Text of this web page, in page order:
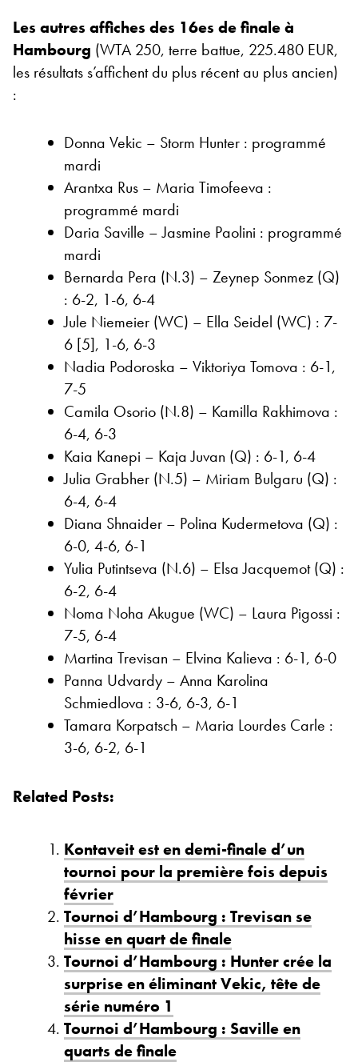
Les autres affiches des 16es de finale à
Hambourg (WTA 250, terre battue, 225.480 EUR,
les résultats s’affichent du plus récent au plus ancien)
:
Donna Vekic – Storm Hunter : programmé
mardi
Arantxa Rus – Maria Timofeeva :
programmé mardi
Daria Saville – Jasmine Paolini : programmé
mardi
Bernarda Pera (N.3) – Zeynep Sonmez (Q)
: 6-2, 1-6, 6-4
Jule Niemeier (WC) – Ella Seidel (WC) : 7-
6 [5], 1-6, 6-3
Nadia Podoroska – Viktoriya Tomova : 6-1,
7-5
Camila Osorio (N.8) – Kamilla Rakhimova :
6-4, 6-3
Kaia Kanepi – Kaja Juvan (Q) : 6-1, 6-4
Julia Grabher (N.5) – Miriam Bulgaru (Q) :
6-4, 6-4
Diana Shnaider – Polina Kudermetova (Q) :
6-0, 4-6, 6-1
Yulia Putintseva (N.6) – Elsa Jacquemot (Q) :
6-2, 6-4
Noma Noha Akugue (WC) – Laura Pigossi :
7-5, 6-4
Martina Trevisan – Elvina Kalieva : 6-1, 6-0
Panna Udvardy – Anna Karolina
Schmiedlova : 3-6, 6-3, 6-1
Tamara Korpatsch – Maria Lourdes Carle :
3-6, 6-2, 6-1
Related Posts:
Kontaveit est en demi-finale d’un
tournoi pour la première fois depuis
février
Tournoi d’Hambourg : Trevisan se
hisse en quart de finale
Tournoi d’Hambourg : Hunter crée la
surprise en éliminant Vekic, tête de
série numéro 1
Tournoi d’Hambourg : Saville en
quarts de finale